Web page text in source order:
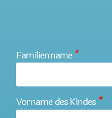
Familienname*
Vorname des Kindes *